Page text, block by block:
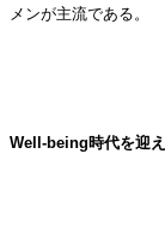
メンが主流である。
Well-being時代を迎